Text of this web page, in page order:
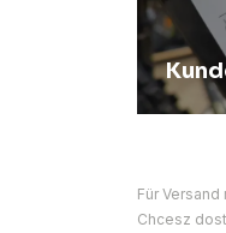
Für
Chcesz